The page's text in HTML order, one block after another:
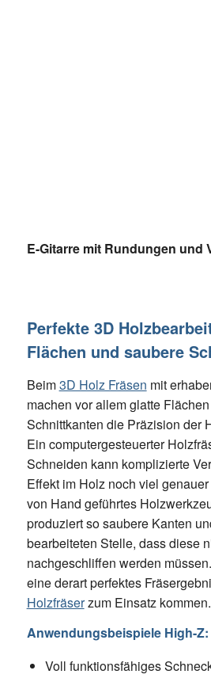
E-Gitarre mit Rundungen und
Perfekte 3D
Flächen und saubere
Beim3D Holz Fräsen mit
machen vor allem glatte
Schnittkanten die Präzision der
Ein computergesteuerter
Schneiden kann komplizierte
Effekt im Holz noch viel
von Hand geführtes
produziert so saubere Kanten
bearbeiteten Stelle, dass diese
nachgeschliffen werden
eine derart perfektes
Holzfräserzum Einsatz kommen.
Anwendungsbeispiele High-Z:
Voll funktionsfähiges